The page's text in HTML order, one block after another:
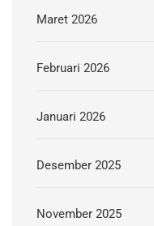
Maret 2026
Februari 2026
Januari 2026
Desember 2025
November 2025